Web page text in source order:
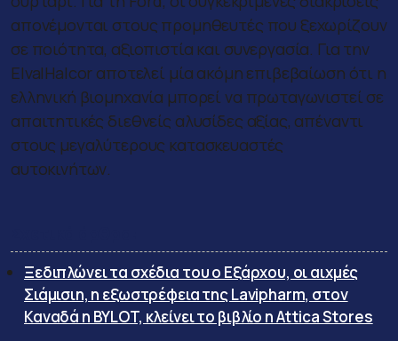
απονέμονται στους προμηθευτές που ξεχωρίζουν
σε ποιότητα, αξιοπιστία και συνεργασία. Για την
ElvalHalcor αποτελεί μία ακόμη επιβεβαίωση ότι η
ελληνική βιομηχανία μπορεί να πρωταγωνιστεί σε
απαιτητικές διεθνείς αλυσίδες αξίας, απέναντι
στους μεγαλύτερους κατασκευαστές
αυτοκινήτων.
Ξεδιπλώνει τα σχέδια του ο Εξάρχου, οι αιχμές
Σιάμισιη, η εξωστρέφεια της Lavipharm, στον
Καναδά η BYLOT, κλείνει το βιβλίο η Attica Stores